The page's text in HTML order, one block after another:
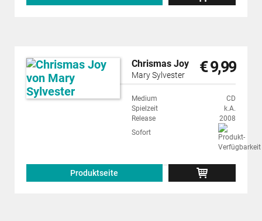
Chrismas Joy
Mary Sylvester € 9,99
Medium
CD
Spielzeit
k.A.
Release
2008
Sofort
Produktseite